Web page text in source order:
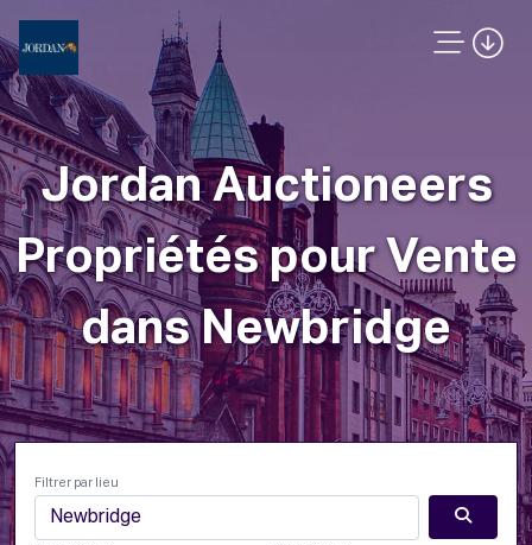
Jordan Auctioneers
Propriétés pour Vente
dans Newbridge
Filtrer par lieu